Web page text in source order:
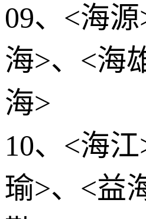
09、<海
海>、<海
海>
10、<海
瑜>、<益